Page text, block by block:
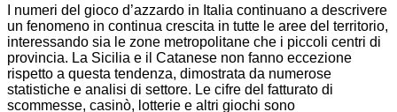
I numeri del gioco d’azzardo in Italia continuano a descrivere
un fenomeno in continua crescita in tutte le aree del territorio,
interessando sia le zone metropolitane che i piccoli centri di
provincia. La Sicilia e il Catanese non fanno eccezione
rispetto a questa tendenza, dimostrata da numerose
statistiche e analisi di settore. Le cifre del fatturato di
scommesse, casinò, lotterie e altri giochi sono